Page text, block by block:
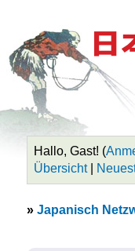
Hallo, Gast! (
Übersicht|
» Japanisch